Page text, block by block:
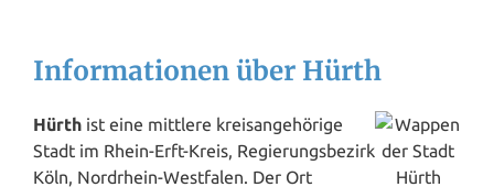
Informationen über Hürth
Hürth ist eine mittlere kreisangehörige
Stadt im Rhein-Erft-Kreis, Regierungsbezirk
Köln, Nordrhein-Westfalen. Der Ort